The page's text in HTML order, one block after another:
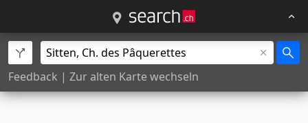
Feedback | Zur alten Karte wechseln